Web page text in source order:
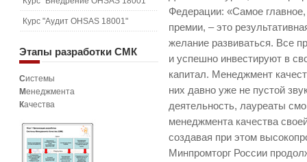
Федерации: «Самое
премии, – это
желание развиваться. Все
и успешно инвестируют в
капитал. Менеджмент
них давно уже не пустой
деятельность, лауреаты
менеджмента качества
создавая при этом
Минпромторг России
Курс "Аудит OHSAS 18001"
Этапы разработки СМК
Системы
Менеджмента
Качества